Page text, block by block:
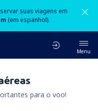
suas viagens em
(em espanhol).
Menu
para o voo!